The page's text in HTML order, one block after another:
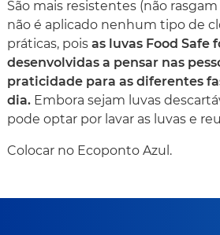
São mais resistentes (não
não é aplicado nenhum tipo de
práticas, pois as luvas Food Safe
desenvolvidas a pensar nas
praticidade para as diferentes
dia. Embora sejam luvas
pode optar por lavar as luvas e
Colocar no Ecoponto Azul.